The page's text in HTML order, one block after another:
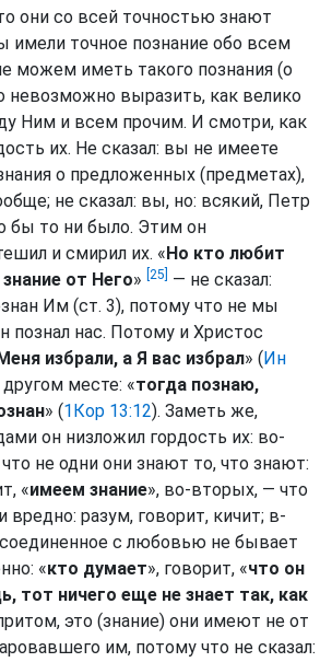
они со всей точностью знают
имели точное познание обо всем
можем иметь такого познания (о
невозможно выразить, как велико
Ним и всем прочим. И смотри, как
их. Не сказал: вы не имеете
о предложенных (предметах),
не сказал: вы, но: всякий, Петр
бы то ни было. Этим он
и смирил их. «Но кто любит
от Него» [25]
— не сказал:
Им (ст. 3), потому что не мы
познал нас. Потому и Христос
избрали, а Я вас избрал» (Ин
месте: «тогда познаю,
» (1Кор 13:12). Заметь же,
он низложил гордость их: во-
не одни они знают то, что знают:
«имеем знание», во-вторых, — что
вредно: разум, говорит, кичит; в-
с любовью не бывает
«кто думает», говорит, «что он
тот ничего еще не знает так, как
это (знание) они имеют не от
им, потому что не сказал: